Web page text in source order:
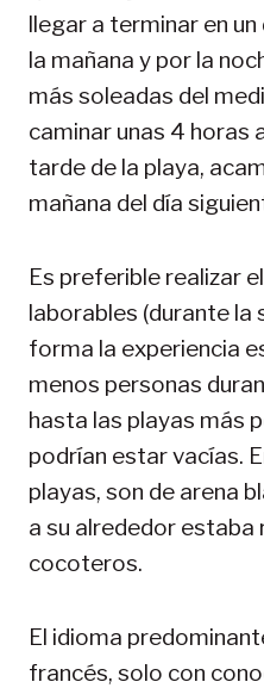
llegar a terminar en
la mañana y por la
más soleadas del
caminar unas 4 horas
tarde de la playa,
mañana del día
Es preferible realizar
laborables (durante la
forma la experiencia
menos personas
hasta las playas más
podrían estar vacías.
playas, son de arena
a su alrededor
cocoteros.
El idioma
francés, solo con